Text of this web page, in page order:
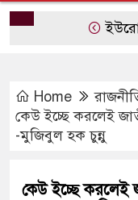
ইউরোপে
Home
কেউ ইচ্ছে করলেই
-মুজিবুল হক চুন্নু
কেউ ইচ্ছে করলেই